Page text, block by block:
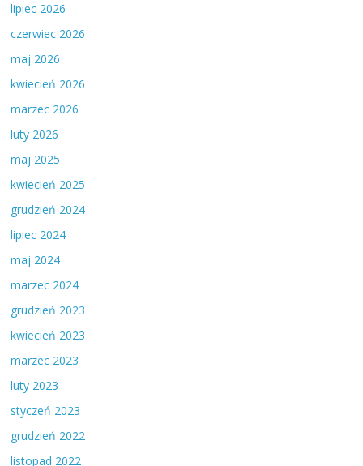
lipiec 2026
czerwiec 2026
maj 2026
kwiecień 2026
marzec 2026
luty 2026
maj 2025
kwiecień 2025
grudzień 2024
lipiec 2024
maj 2024
marzec 2024
grudzień 2023
kwiecień 2023
marzec 2023
luty 2023
styczeń 2023
grudzień 2022
listopad 2022